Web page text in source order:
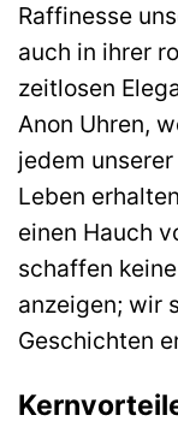
Raffinesse
auch in ihrer
zeitlosen
Anon Uhren,
jedem
Leben
einen Hauch
schaffen
anzeigen; wir
Geschichten